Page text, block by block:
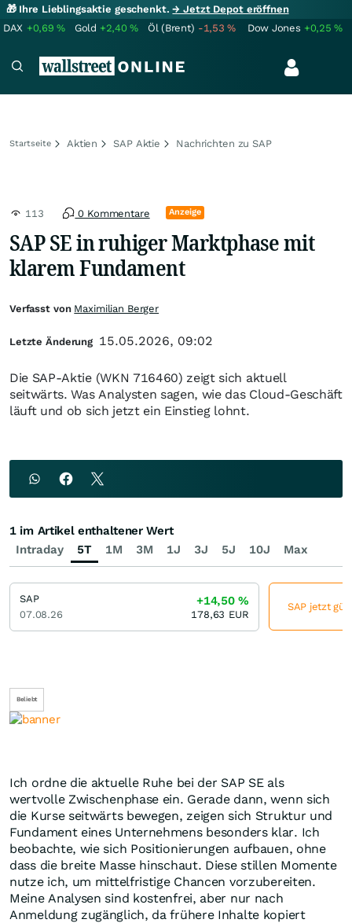
🎁 Ihre Lieblingsaktie geschenkt.→ Jetzt Depot eröffnen
DAX +0,69% Gold +2,40% Öl (Brent) -1,53% Dow Jones +0,25%
Startseite Aktien SAP Aktie Nachrichten zu SAP
113 0 Kommentare Anzeige
SAP SE in ruhiger Marktphase mit
klarem Fundament
Die SAP-Aktie (WKN 716460) zeigt sich aktuell
seitwärts. Was Analysten sagen, wie das Cloud-Geschäft
läuft und ob sich jetzt ein Einstieg lohnt.
Beliebt
Ich ordne die aktuelle Ruhe bei der SAP SE als
wertvolle Zwischenphase ein. Gerade dann, wenn sich
die Kurse seitwärts bewegen, zeigen sich Struktur und
Fundament eines Unternehmens besonders klar. Ich
beobachte, wie sich Positionierungen aufbauen, ohne
dass die breite Masse hinschaut. Diese stillen Momente
nutze ich, um mittelfristige Chancen vorzubereiten.
Meine Analysen sind kostenfrei, aber nur nach
Anmeldung zugänglich, da frühere Inhalte kopiert
Verfasst von Maximilian Berger
Letzte Änderung 15.05.2026, 09:02
Intraday 5T 1M 3M 1J 3J 5J 10J Max
1 im Artikel enthaltener Wert
SAP
07.08.26
+14,50%
178,63 EUR
SAP jetzt